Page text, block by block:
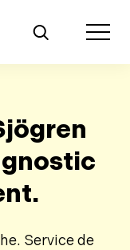
contenu principal
Toggle
Service de